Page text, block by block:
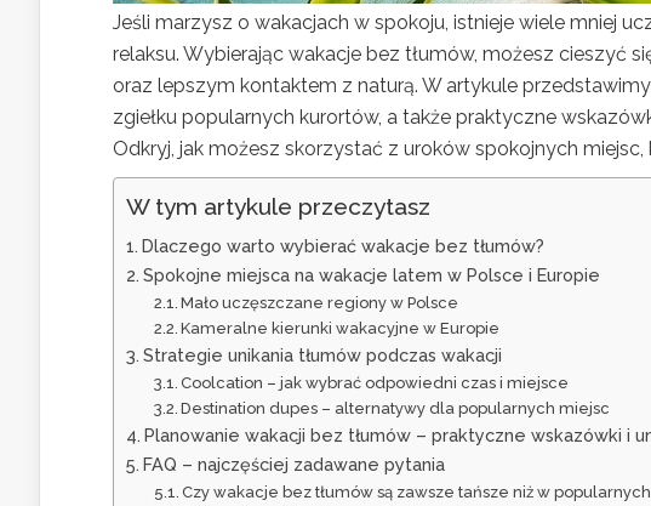
Jeśli marzysz o wakacjach w spokoju, istnieje wiele mniej
relaksu. Wybierając wakacje bez tłumów, możesz cieszyć
oraz lepszym kontaktem z naturą. W artykule
zgiełku popularnych kurortów, a także praktyczne
Odkryj, jak możesz skorzystać z uroków spokojnych miejsc,
W tym artykule przeczytasz
Dlaczego warto wybierać wakacje bez tłumów?
Spokojne miejsca na wakacje latem w Polsce i Europie
Mało uczęszczane regiony w Polsce
Kameralne kierunki wakacyjne w Europie
Strategie unikania tłumów podczas wakacji
Coolcation – jak wybrać odpowiedni czas i miejsce
Destination dupes – alternatywy dla popularnych miejsc
Planowanie wakacji bez tłumów – praktyczne wskazówki i
FAQ – najczęściej zadawane pytania
Czy wakacje bez tłumów są zawsze tańsze niż w